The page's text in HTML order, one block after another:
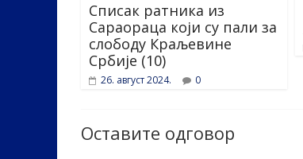
Списак ратника из
Сараораца који су пали за
слободу Краљевине
Србије (10)
26. август 2024. 0
Оставите одговор